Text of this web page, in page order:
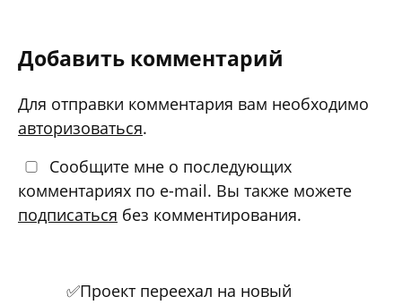
Добавить комментарий
Для отправки комментария вам необходимо
авторизоваться.
Сообщите мне о последующих
комментариях по e-mail. Вы также можете
подписаться без комментирования.
✅Проект переехал на новый